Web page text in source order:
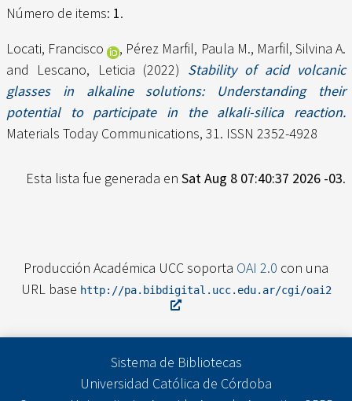
Número de items: 1.
Locati, Francisco
, Pérez Marfil, Paula M., Marfil, Silvina A.
and Lescano, Leticia (2022) Stability of acid volcanic
glasses in alkaline solutions: Understanding their
potential to participate in the alkali-silica reaction.
Materials Today Communications, 31. ISSN 2352-4928
Esta lista fue generada en Sat Aug 8 07:40:37 2026 -03.
Producción Académica UCC soporta OAI 2.0 con una
URL base http://pa.bibdigital.ucc.edu.ar/cgi/oai2
Sistema de Bibliotecas
Universidad Católica de Córdoba